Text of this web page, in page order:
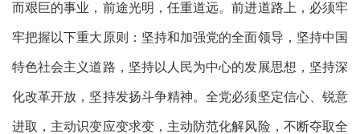
而艰巨的事业，前途光明，任重道远。前进道路上，必须牢
牢把握以下重大原则：坚持和加强党的全面领导，坚持中国
特色社会主义道路，坚持以人民为中心的发展思想，坚持深
化改革开放，坚持发扬斗争精神。全党必须坚定信心、锐意
进取，主动识变应变求变，主动防范化解风险，不断夺取全